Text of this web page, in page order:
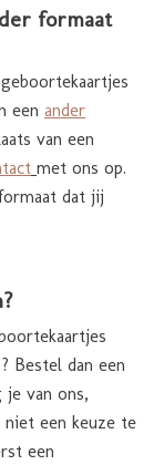
formaat
een ander
van een
met ons op.
dat jij
Bestel dan een
van ons,
niet een keuze te
een